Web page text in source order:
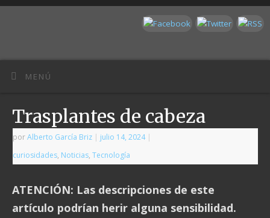
MENÚ
Trasplantes de cabeza
porAlberto García Briz | julio 14, 2024 |
curiosidades, Noticias,Tecnología
ATENCIÓN: Las descripciones de este
artículo podrían herir alguna sensibilidad.